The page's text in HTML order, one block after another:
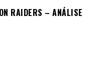
RAIDERS – ANÁLISE